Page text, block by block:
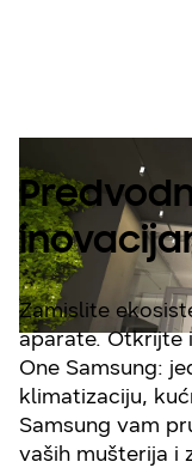
Zamislite
aparate. Otkrijte
One Samsung:
klimatizaciju,
Samsung vam
vaših mušterija i